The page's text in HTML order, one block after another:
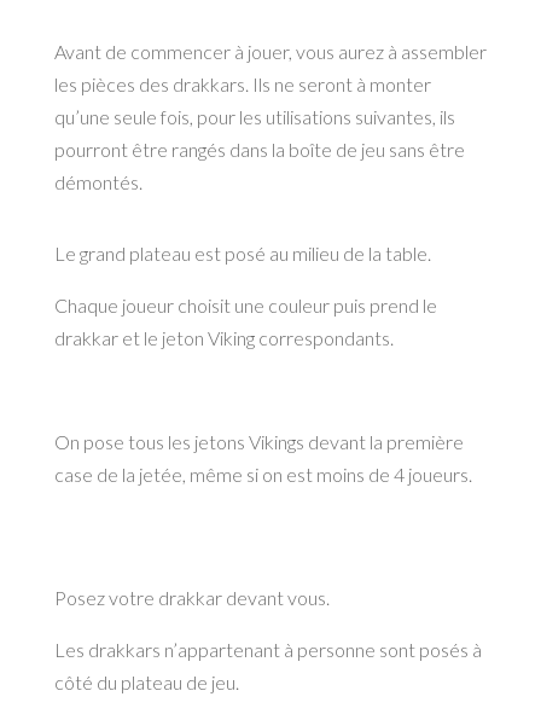
Avant de commencer à jouer, vous aurez à assembler
les pièces des drakkars. Ils ne seront à monter
qu’une seule fois, pour les utilisations suivantes, ils
pourront être rangés dans la boîte de jeu sans être
démontés.
Le grand plateau est posé au milieu de la table.
Chaque joueur choisit une couleur puis prend le
drakkar et le jeton Viking correspondants.
On pose tous les jetons Vikings devant la première
case de la jetée, même si on est moins de 4 joueurs.
Posez votre drakkar devant vous.
Les drakkars n’appartenant à personne sont posés à
côté du plateau de jeu.